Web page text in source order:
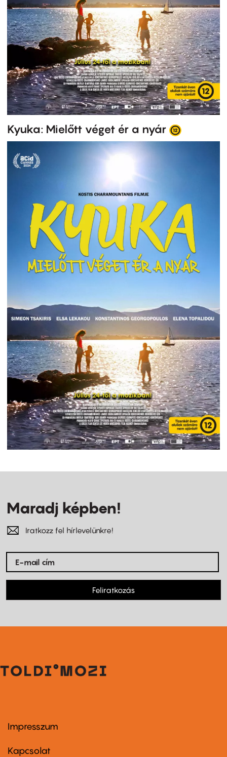
Kyuka: Mielőtt véget ér a nyár
Maradj képben!
Iratkozz fel hírlevelünkre!
Feliratkozás
Footer
first
Impresszum
Kapcsolat